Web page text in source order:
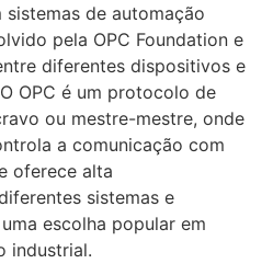
de automação
pela OPC Foundation e
diferentes dispositivos e
OPC é um protocolo de
ou mestre-mestre, onde
a comunicação com
oferece alta
sistemas e
escolha popular em
industrial.